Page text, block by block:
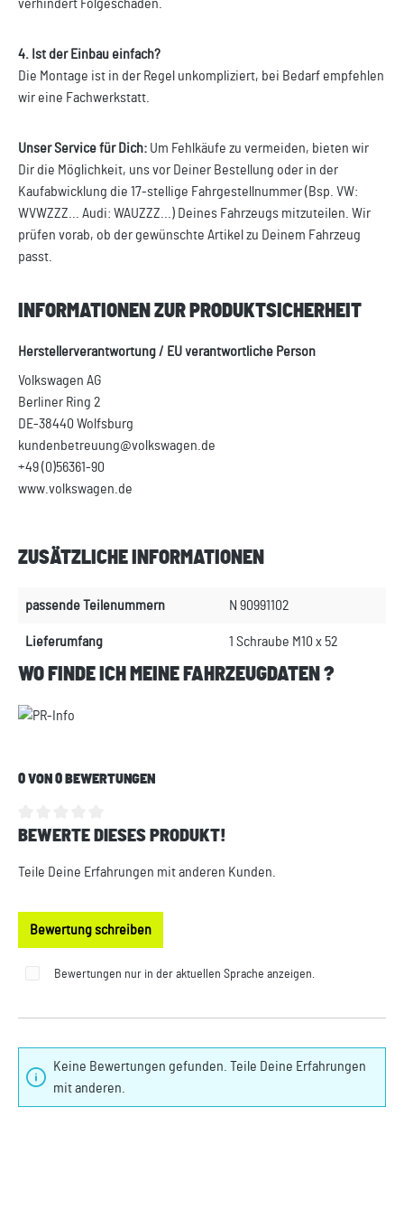
verhindert Folgeschäden.
4. Ist der Einbau einfach?
Die Montage ist in der Regel unkompliziert, bei Bedarf empfehlen
wir eine Fachwerkstatt.
Unser Service für Dich: Um Fehlkäufe zu vermeiden, bieten wir
Dir die Möglichkeit, uns vor Deiner Bestellung oder in der
Kaufabwicklung die 17-stellige Fahrgestellnummer (Bsp. VW:
WVWZZZ... Audi: WAUZZZ...) Deines Fahrzeugs mitzuteilen. Wir
prüfen vorab, ob der gewünschte Artikel zu Deinem Fahrzeug
passt.
INFORMATIONEN ZUR PRODUKTSICHERHEIT
Herstellerverantwortung / EU verantwortliche Person
Volkswagen AG
Berliner Ring 2
DE-38440 Wolfsburg
kundenbetreuung@volkswagen.de
+49 (0)56361-90
www.volkswagen.de
ZUSÄTZLICHE INFORMATIONEN
passende Teilenummern N 90991102
Lieferumfang 1 Schraube M10 x 52
WO FINDE ICH MEINE FAHRZEUGDATEN ?
0 VON 0 BEWERTUNGEN
Durchschnittliche Bewertung von 0 von 5 Sternen
BEWERTE DIESES PRODUKT!
Teile Deine Erfahrungen mit anderen Kunden.
Bewertung schreiben
Bewertungen nur in der aktuellen Sprache anzeigen.
Keine Bewertungen gefunden. Teile Deine Erfahrungen
mit anderen.